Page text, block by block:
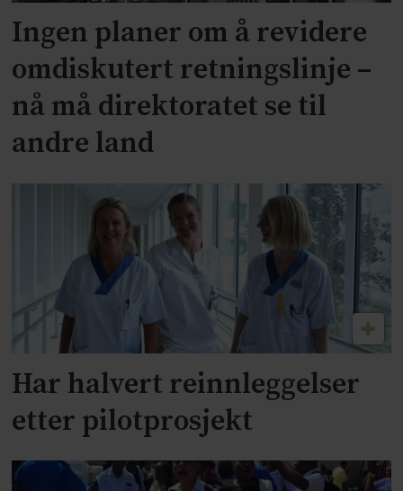
Ingen planer om å revidere
omdiskutert retningslinje –
nå må direktoratet se til
andre land
Har halvert reinnleggelser
etter pilotprosjekt